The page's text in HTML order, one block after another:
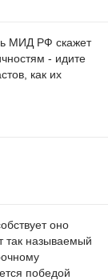
МИД РФ скажет
- идите
как их
оно
так называемый
победой